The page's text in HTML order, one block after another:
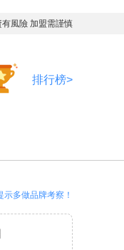
有風險 加盟需謹慎
排行榜>
多做品牌考察！